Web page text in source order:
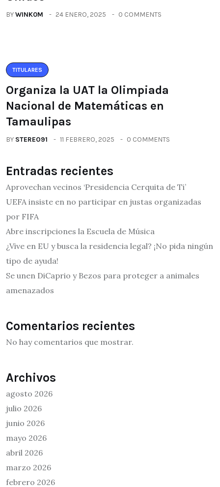
BYWINK0M 24 ENERO, 2025 0 COMMENTS
TITULARES
Organiza la UAT la Olimpiada
Nacional de Matemáticas en
Tamaulipas
BY STEREO91 11 FEBRERO, 2025 0 COMMENTS
Entradas recientes
Aprovechan vecinos ‘Presidencia Cerquita de Ti’
UEFA insiste en no participar en justas organizadas
por FIFA
Abre inscripciones la Escuela de Música
¿Vive en EU y busca la residencia legal? ¡No pida ningún
tipo de ayuda!
Se unen DiCaprio y Bezos para proteger a animales
amenazados
Comentarios recientes
No hay comentarios que mostrar.
Archivos
agosto 2026
julio 2026
junio 2026
mayo 2026
abril 2026
marzo 2026
febrero 2026